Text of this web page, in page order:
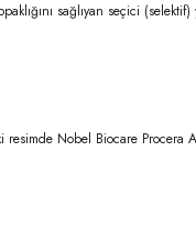
sağlıyan seçici
Nobel Biocare Procera